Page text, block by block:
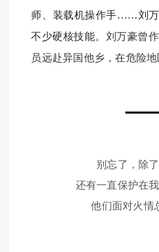
师、装载机操作手……刘万
不少硬核技能。 刘万豪曾
员远赴异国他乡，在危险
别忘了，除
还有一直保护在
他们面对火情